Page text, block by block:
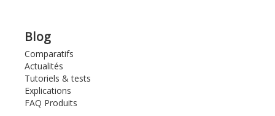
Blog
Comparatifs
Actualités
Tutoriels & tests
Explications
FAQ Produits